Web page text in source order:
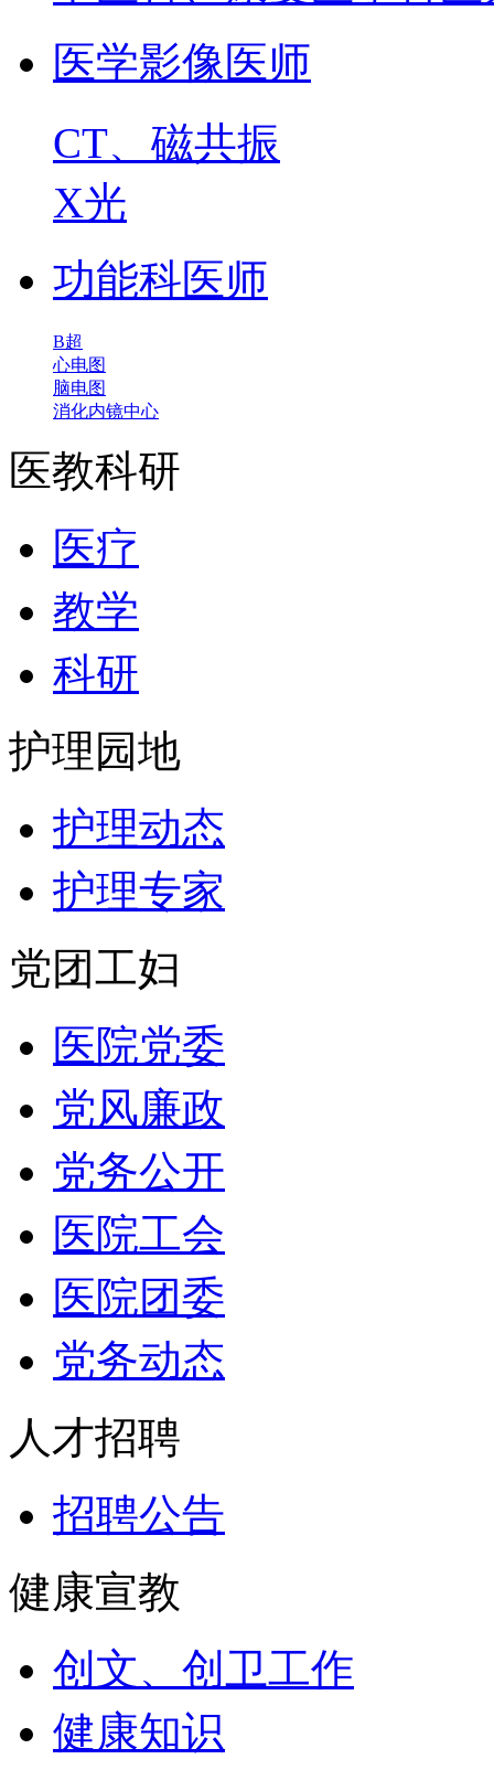
医学影像医师
CT、磁共振
X光
功能科医师
B超
心电图
脑电图
消化内镜中心
医教科研
医疗
教学
科研
护理园地
护理动态
护理专家
党团工妇
医院党委
党风廉政
党务公开
医院工会
医院团委
党务动态
人才招聘
招聘公告
健康宣教
创文、创卫工作
健康知识